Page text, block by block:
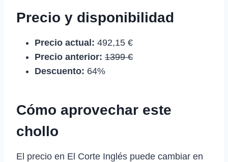
Precio y disponibilidad
Precio actual: 492,15 €
Precio anterior: 1399 €
Descuento: 64%
Cómo aprovechar este
chollo
El precio en El Corte Inglés puede cambiar en